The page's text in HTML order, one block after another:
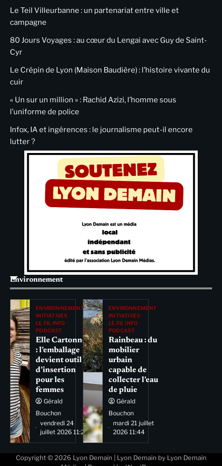
Le Teil Villeurbanne : un partenariat entre ville et
campagne
80 Jours Voyages : au cœur du Lengai avec Guy de Saint-
Cyr
Le Crépin de Lyon (Maison Baudière) : l’histoire vivante du
cuir
« Un sur un million » : Rachid Azizi, l’homme sous
l’uniforme de police
Infox, IA et ingérences : le journalisme peut-il encore
lutter ?
Environnement
ENVIRONNEMENT
INITIATIVES
LE FIL INFO
PODCAST
Elle Cartonne
: l’emballage
devient outil
d’insertion
pour les
femmes
Gérald
Bouchon
vendredi 24
juillet 2026 11:29
ENVIRONNEMENT
INITIATIVES
LE FIL INFO
PODCAST
Rainbeau : du
mobilier
urbain
capable de
collecter l’eau
de pluie
Gérald
Bouchon
mardi 21 juillet
2026 11:44
Copyright © 2026 Lyon Demain | Lyon Demain by Lyon Demain